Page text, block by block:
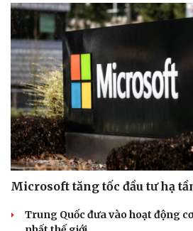
Microsoft tăng tốc đầu tư hạ
Trung Quốc đưa vào hoạt động